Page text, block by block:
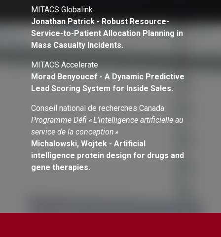
MITACS Globalink
Jonathan Patrick - Robust Resource-
Service-to-Patient Allocation Planning in
Mass Casualty Incidents.
MITACS Accelerate
Morad Benyoucef - A Dynamic Predictive
Lead Scoring System for Inside Sales.
Conseil national de recherches Canada
Programme Défi « L'intelligence artificielle au
service de la conception »
Michalowski, Wojtek - Artificial
intelligence protein design for drugs and
gene therapies.